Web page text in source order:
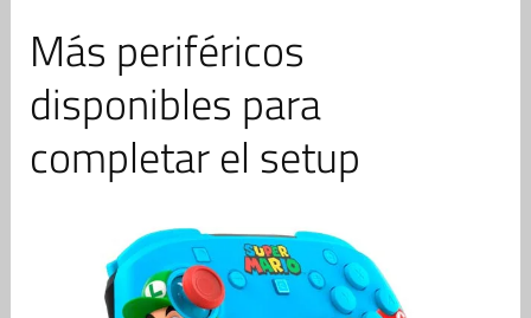
Más periféricos
disponibles para
completar el setup